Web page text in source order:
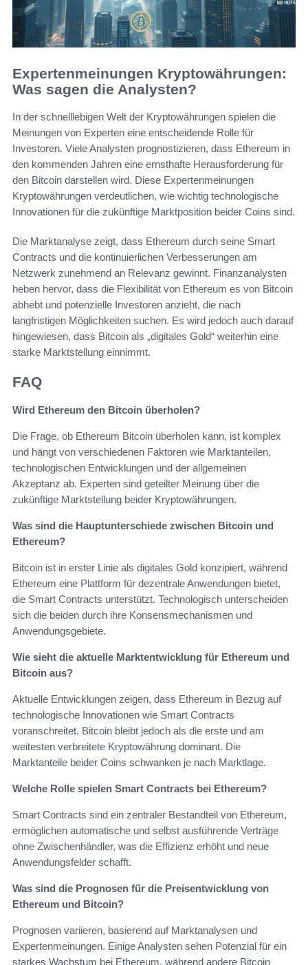
Expertenmeinungen Kryptowährungen:
Was sagen die Analysten?
In der schnelllebigen Welt der Kryptowährungen spielen die
Meinungen von Experten eine entscheidende Rolle für
Investoren. Viele Analysten prognostizieren, dass Ethereum in
den kommenden Jahren eine ernsthafte Herausforderung für
den Bitcoin darstellen wird. Diese Expertenmeinungen
Kryptowährungen verdeutlichen, wie wichtig technologische
Innovationen für die zukünftige Marktposition beider Coins sind.
Die Marktanalyse zeigt, dass Ethereum durch seine Smart
Contracts und die kontinuierlichen Verbesserungen am
Netzwerk zunehmend an Relevanz gewinnt. Finanzanalysten
heben hervor, dass die Flexibilität von Ethereum es von Bitcoin
abhebt und potenzielle Investoren anzieht, die nach
langfristigen Möglichkeiten suchen. Es wird jedoch auch darauf
hingewiesen, dass Bitcoin als „digitales Gold“ weiterhin eine
starke Marktstellung einnimmt.
FAQ
Wird Ethereum den Bitcoin überholen?
Die Frage, ob Ethereum Bitcoin überholen kann, ist komplex
und hängt von verschiedenen Faktoren wie Marktanteilen,
technologischen Entwicklungen und der allgemeinen
Akzeptanz ab. Experten sind geteilter Meinung über die
zukünftige Marktstellung beider Kryptowährungen.
Was sind die Hauptunterschiede zwischen Bitcoin und
Ethereum?
Bitcoin ist in erster Linie als digitales Gold konzipiert, während
Ethereum eine Plattform für dezentrale Anwendungen bietet,
die Smart Contracts unterstützt. Technologisch unterscheiden
sich die beiden durch ihre Konsensmechanismen und
Anwendungsgebiete.
Wie sieht die aktuelle Marktentwicklung für Ethereum und
Bitcoin aus?
Aktuelle Entwicklungen zeigen, dass Ethereum in Bezug auf
technologische Innovationen wie Smart Contracts
voranschreitet. Bitcoin bleibt jedoch als die erste und am
weitesten verbreitete Kryptowährung dominant. Die
Marktanteile beider Coins schwanken je nach Marktlage.
Welche Rolle spielen Smart Contracts bei Ethereum?
Smart Contracts sind ein zentraler Bestandteil von Ethereum,
ermöglichen automatische und selbst ausführende Verträge
ohne Zwischenhändler, was die Effizienz erhöht und neue
Anwendungsfelder schafft.
Was sind die Prognosen für die Preisentwicklung von
Ethereum und Bitcoin?
Prognosen variieren, basierend auf Marktanalysen und
Expertenmeinungen. Einige Analysten sehen Potenzial für ein
starkes Wachstum bei Ethereum, während andere Bitcoin